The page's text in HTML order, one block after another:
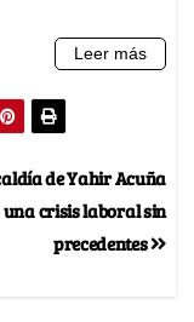
de Yahir Acuña
crisis laboral sin
precedentes